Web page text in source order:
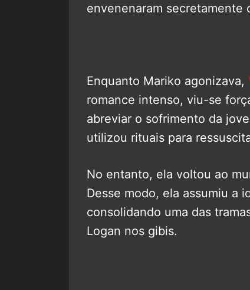
envenenaram secretamente
Enquanto Mariko agonizava,
romance intenso, viu-se
abreviar o sofrimento da
utilizou rituais para
No entanto, ela voltou ao
Desse modo, ela assumiu a
consolidando uma das
Logan nos gibis.